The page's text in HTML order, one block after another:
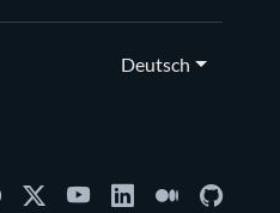
Deutsch